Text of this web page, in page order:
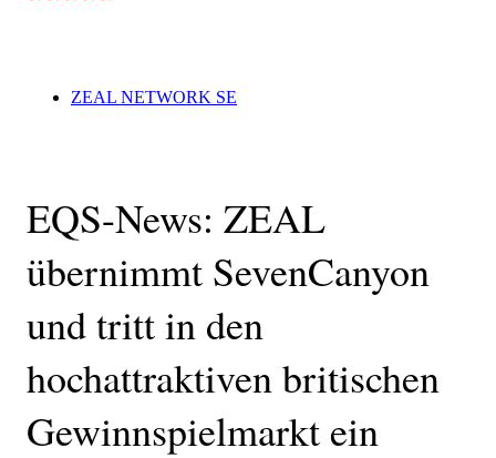
ZEAL NETWORK SE
EQS-News: ZEAL
übernimmt SevenCanyon
und tritt in den
hochattraktiven britischen
Gewinnspielmarkt ein